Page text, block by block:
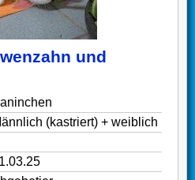
und
(kastriert) + weiblich